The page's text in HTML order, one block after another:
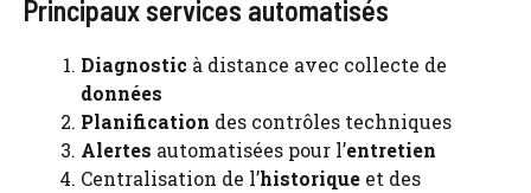
Principaux services automatisés
Diagnostic à distance avec collecte de
données
Planification des contrôles techniques
Alertes automatisées pour l’entretien
Centralisation de l’historique et des